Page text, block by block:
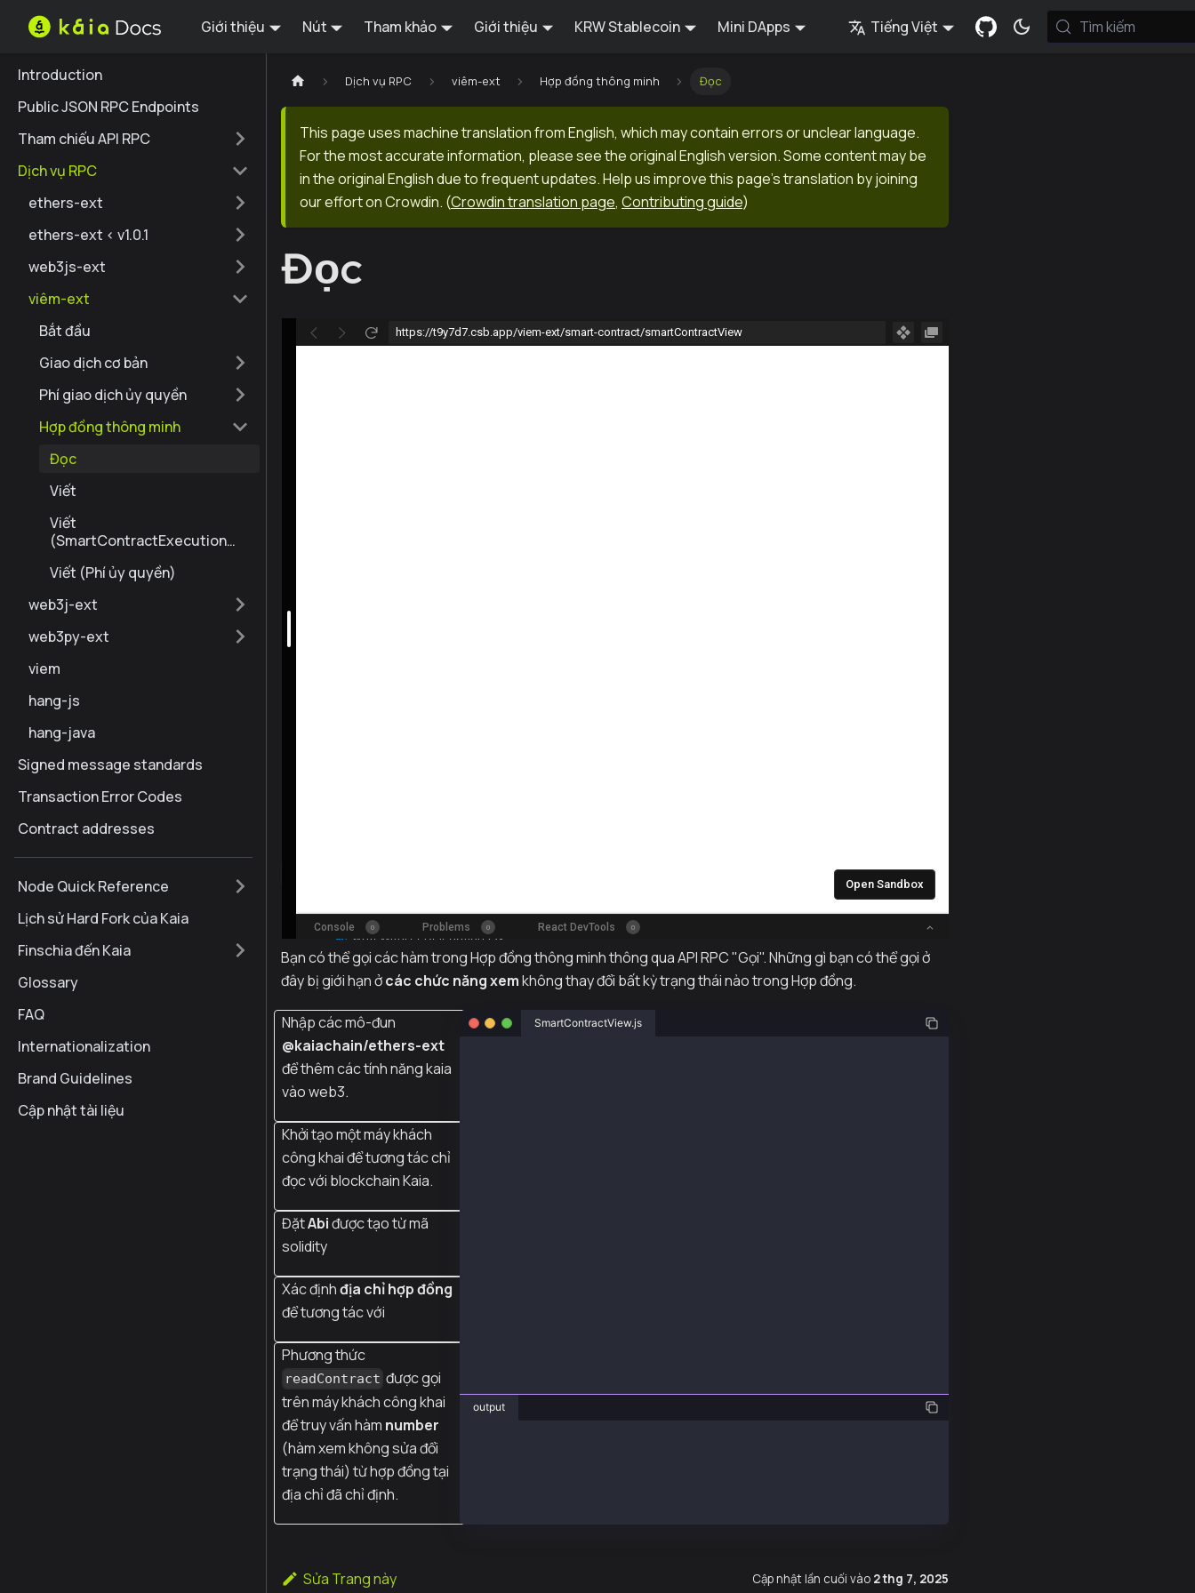
Giới thiệu Nút Tham khảo Giới thiệu KRW Stablecoin Mini DApps Tiếng Việt Tìm kiếm
Introduction
Public JSON RPC Endpoints
Tham chiếu API RPC
Dịch vụ RPC
ethers-ext
ethers-ext < v1.0.1
web3js-ext
viêm-ext
Bắt đầu
Giao dịch cơ bản
Phí giao dịch ủy quyền
Hợp đồng thông minh
Đọc
Viết
Viết
(SmartContractExecution
Viết (Phí ủy quyền)
web3j-ext
web3py-ext
viem
hang-js
hang-java
Signed message standards
Transaction Error Codes
Contract addresses
Node Quick Reference
Lịch sử Hard Fork của Kaia
Finschia đến Kaia
Glossary
FAQ
Internationalization
Brand Guidelines
Cập nhật tài liệu
Dịch vụ RPC viêm-ext Hợp đồng thông minh Đọc
This page uses machine translation from English, which may contain errors or unclear language.
For the most accurate information, please see the original English version. Some content may be
in the original English due to frequent updates. Help us improve this page's translation by joining
our effort on Crowdin. (Crowdin translation page, Contributing guide)
Đọc
Bạn có thể gọi các hàm trong Hợp đồng thông minh thông qua API RPC "Gọi". Những gì bạn có thể gọi ở
đây bị giới hạn ởcác chức năng xemkhông thay đổi bất kỳ trạng thái nào trong Hợp đồng.
Nhập các mô-đun
@kaiachain/ethers-ext
để thêm các tính năng kaia
vào web3.
Khởi tạo một máy khách
công khai để tương tác chỉ
đọc với blockchain Kaia.
ĐặtAbiđược tạo từ mã
solidity
Xác địnhđịa chỉ hợp đồng
để tương tác với
Phương thức
readContract được gọi
trên máy khách công khai
để truy vấn hàm number
(hàm xem không sửa đổi
trạng thái) từ hợp đồng tại
địa chỉ đã chỉ định.
SmartContractView.js
output
Sửa Trang này Cập nhật lần cuối vào 2 thg 7, 2025